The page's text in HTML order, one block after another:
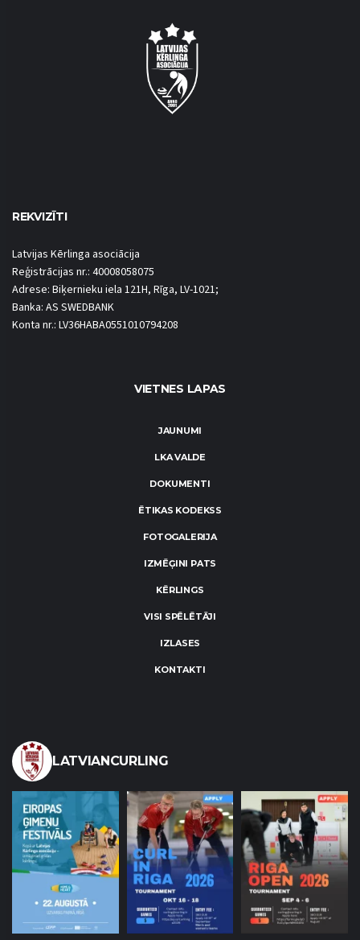
REKVIZĪTI
Latvijas Kērlinga asociācija
Reģistrācijas nr.: 40008058075
Adrese: Biķernieku iela 121H, Rīga, LV-1021;
Banka: AS SWEDBANK
Konta nr.: LV36HABA0551010794208
VIETNES LAPAS
JAUNUMI
LKA VALDE
DOKUMENTI
ĒTIKAS KODEKSS
FOTOGALERIJA
IZMĒĢINI PATS
KĒRLINGS
VISI SPĒLĒTĀJI
IZLASES
KONTAKTI
LATVIANCURLING